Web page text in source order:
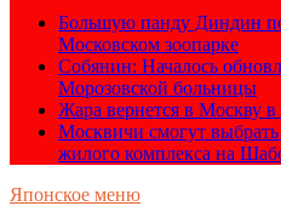
Большую панду Диндин
Московском зоопарке
Собянин: Началось
Морозовской больницы
Жара вернется в Москву
Москвичи смогут
жилого комплекса на
Японское меню